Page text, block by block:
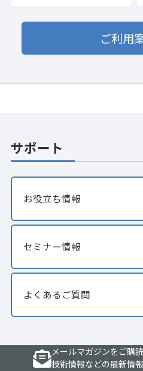
ご利用
サポート
お役立ち情報
セミナー情報
よくあるご質問
メールマガジンをご購
技術情報などの最新情